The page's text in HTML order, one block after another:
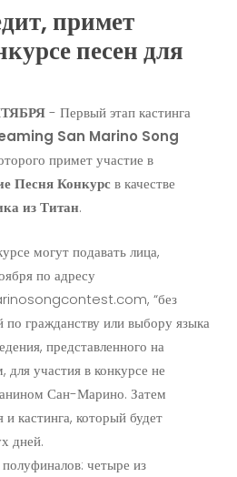
примет
песен для
- Первый этап кастинга
San Marino Song
примет участие в
ПесняКонкурс в качестве
изТитан.
могут подавать лица,
по адресу
“без
гражданству или выбору языка
представленного на
для участия в конкурсе не
Сан-Марино. Затем
и кастинга, который будет
дней.
четыре из